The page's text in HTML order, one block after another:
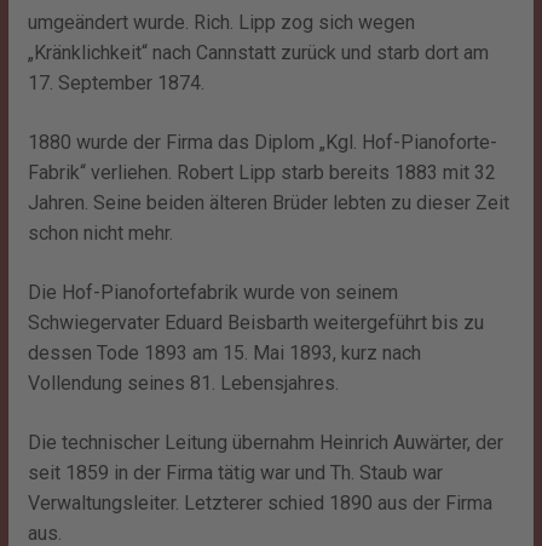
umgeändert wurde. Rich. Lipp zog sich wegen
„Kränklichkeit“ nach Cannstatt zurück und starb dort am
17. September 1874.
1880 wurde der Firma das Diplom „Kgl. Hof-Pianoforte-
Fabrik“ verliehen. Robert Lipp starb bereits 1883 mit 32
Jahren. Seine beiden älteren Brüder lebten zu dieser Zeit
schon nicht mehr.
Die Hof-Pianofortefabrik wurde von seinem
Schwiegervater Eduard Beisbarth weitergeführt bis zu
dessen Tode 1893 am 15. Mai 1893, kurz nach
Vollendung seines 81. Lebensjahres.
Die technischer Leitung übernahm Heinrich Auwärter, der
seit 1859 in der Firma tätig war und Th. Staub war
Verwaltungsleiter. Letzterer schied 1890 aus der Firma
aus.